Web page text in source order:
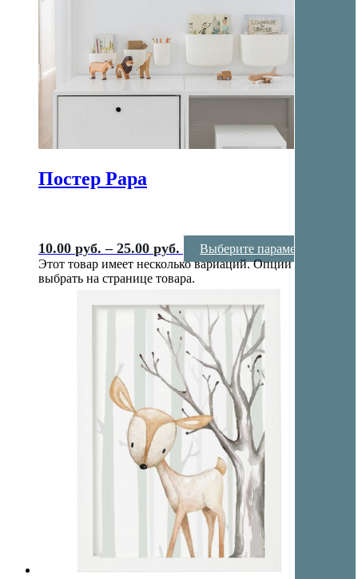
Постер Papa
10.00 руб. – 25.00 руб.
Выберите параметры
Этот товар имеет несколько вариаций. Опции можно
выбрать на странице товара.